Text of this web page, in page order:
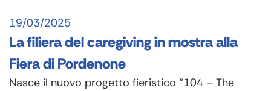
La filiera del caregiving in mostra alla
Fiera di Pordenone
19/03/2025
Nasce il nuovo progetto fieristico “104 – The